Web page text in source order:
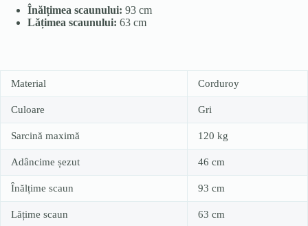
Înălțimea scaunului: 93 cm
Lățimea scaunului: 63 cm
Material Corduroy
Culoare Gri
Sarcină maximă 120 kg
Adâncime șezut 46 cm
Înălțime scaun 93 cm
Lățime scaun 63 cm